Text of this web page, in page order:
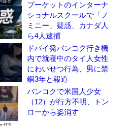
プーケットのインターナ
ショナルスクールで「ノ
ミニー」疑惑、カナダ人
ら4人逮捕
ドバイ発バンコク行き機
内で就寝中のタイ人女性
にわいせつ行為、男に禁
錮3年と報道
バンコクで米国人少女
（12）が行方不明、トン
ローから姿消す